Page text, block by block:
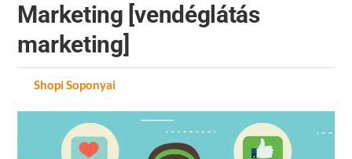
Marketing [vendéglátás
marketing]
byShopi Soponyai